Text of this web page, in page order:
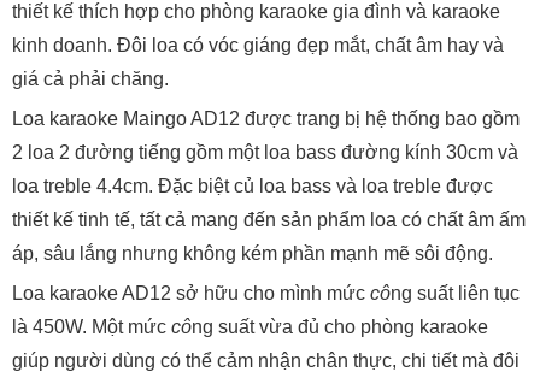
thiết kế thích hợp cho phòng karaoke gia đình và karaoke
kinh doanh. Đôi loa có vóc giáng đẹp mắt, chất âm hay và
giá cả phải chăng.
Loa karaoke Maingo AD12 được trang bị hệ thống bao gồm
2 loa 2 đường tiếng gồm một loa bass đường kính 30cm và
loa treble 4.4cm. Đặc biệt củ loa bass và loa treble được
thiết kế tinh tế, tất cả mang đến sản phẩm loa có chất âm ấm
áp, sâu lắng nhưng không kém phần mạnh mẽ sôi động.
Loa karaoke AD12 sở hữu cho mình mức công suất liên tục
là 450W. Một mức công suất vừa đủ cho phòng karaoke
giúp người dùng có thể cảm nhận chân thực, chi tiết mà đôi